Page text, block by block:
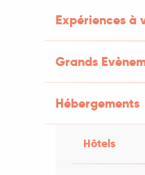
Expériences à
Grands
Hébergements
Hôtels
réseaux !
sur votre